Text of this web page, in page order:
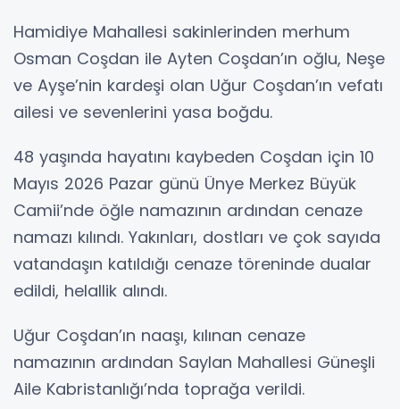
Hamidiye Mahallesi sakinlerinden merhum
Osman Coşdan ile Ayten Coşdan’ın oğlu, Neşe
ve Ayşe’nin kardeşi olan Uğur Coşdan’ın vefatı
ailesi ve sevenlerini yasa boğdu.
48 yaşında hayatını kaybeden Coşdan için 10
Mayıs 2026 Pazar günü Ünye Merkez Büyük
Camii’nde öğle namazının ardından cenaze
namazı kılındı. Yakınları, dostları ve çok sayıda
vatandaşın katıldığı cenaze töreninde dualar
edildi, helallik alındı.
Uğur Coşdan’ın naaşı, kılınan cenaze
namazının ardından Saylan Mahallesi Güneşli
Aile Kabristanlığı’nda toprağa verildi.